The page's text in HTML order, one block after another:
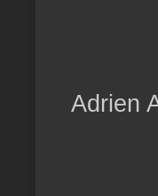
Adrien